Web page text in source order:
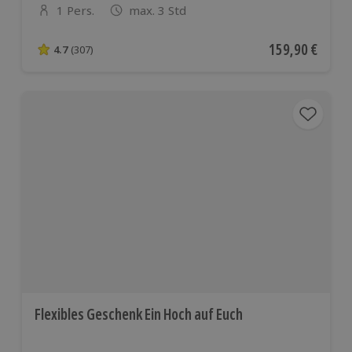
Anzahl der Teilnehmer
1 Pers. max. 3 Std
4.7 von 5 Sternen basierend auf 307 Bewertungen
4.7 (307) Aktueller Preis
159,90 €
Flexibles Geschenk Ein Hoch auf Euch